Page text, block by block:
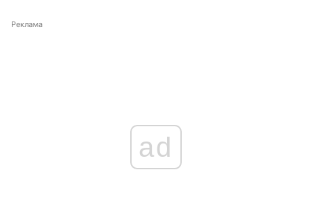
Реклама
ad